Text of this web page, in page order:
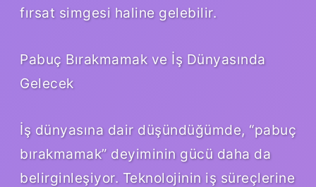
fırsat simgesi haline gelebilir.
Pabuç Bırakmamak ve İş Dünyasında
Gelecek
İş dünyasına dair düşündüğümde, “pabuç
bırakmamak” deyiminin gücü daha da
belirginleşiyor. Teknolojinin iş süreçlerine